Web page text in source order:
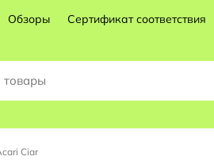
Обзоры Сертификат соответствия
Ciar